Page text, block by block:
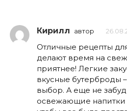
Кирилл автор
Отличные рецепты
делают время на
приятнее! Легкие
вкусные бутерброды
выбор. А еще не
освежающие напитки